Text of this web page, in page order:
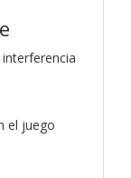
el juego